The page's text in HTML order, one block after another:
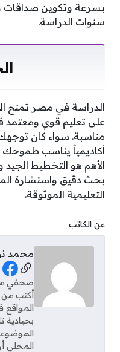
بسرعة وتكوين صداقات
سنوات الدراسة.
الدراسة في مصر تمنح
على تعليم قوي ومعتمد
مناسبة. سواء كان
أكاديمياً يناسب
الأهم هو التخطيط
بحث دقيق واستشارة
التعليمية الموثوقة.
عن الكاتب
محمد
Links
صحفي
المواقع
بحيادية
المحلي